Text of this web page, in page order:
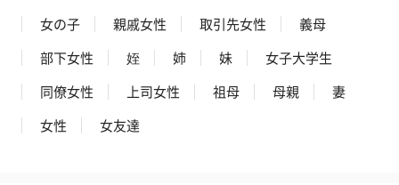
ドライフラワー・プリザーブドフラワー
梱します。
一部花材が写真と異なる場合がございます。予めご了承くださ
い。パッケージに入れてお届けします。
女の子
親戚女性 取引先女性
義母
部下女性
姪 姉 妹
女子大学生
同僚女性
上司女性 祖母 母親
妻
女性
女友達